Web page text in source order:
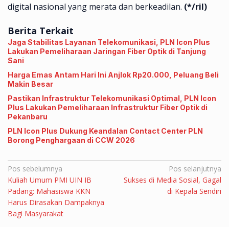
digital nasional yang merata dan berkeadilan. (*/ril)
Berita Terkait
Jaga Stabilitas Layanan Telekomunikasi, PLN Icon Plus
Lakukan Pemeliharaan Jaringan Fiber Optik di Tanjung
Sani
Harga Emas Antam Hari Ini Anjlok Rp20.000, Peluang Beli
Makin Besar
Pastikan Infrastruktur Telekomunikasi Optimal, PLN Icon
Plus Lakukan Pemeliharaan Infrastruktur Fiber Optik di
Pekanbaru
PLN Icon Plus Dukung Keandalan Contact Center PLN
Borong Penghargaan di CCW 2026
Navigasi
pos
Pos sebelumnya
Kuliah Umum PMI UIN IB
Padang: Mahasiswa KKN
Harus Dirasakan Dampaknya
Bagi Masyarakat
Pos selanjutnya
Sukses di Media Sosial, Gagal
di Kepala Sendiri